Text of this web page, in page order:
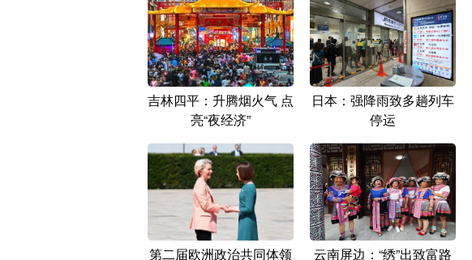
吉林四平：升腾烟火气 点
亮“夜经济”
日本：强降雨致多趟列车
停运
第二届欧洲政治共同体领
云南屏边：“绣”出致富路